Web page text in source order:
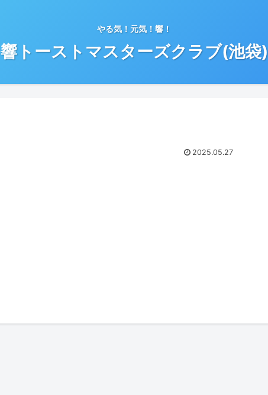
やる気！元気！響！
響トーストマスターズクラブ(池袋)
2025.05.27